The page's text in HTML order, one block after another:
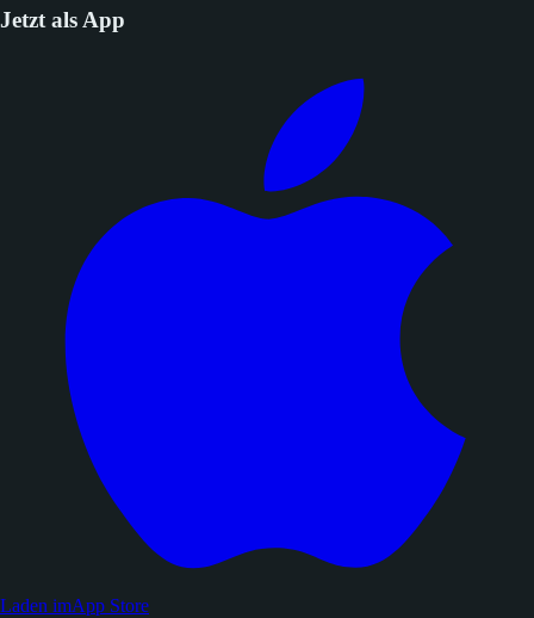
Jetzt als App
Laden imApp Store